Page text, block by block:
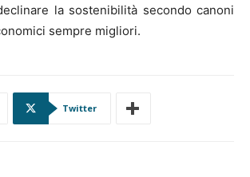
la sostenibilità secondo canoni
sempre migliori.
Twitter